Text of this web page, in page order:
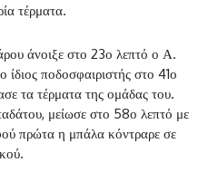
τέρματα.
άνοιξε στο 23ο λεπτό ο Α.
ποδοσφαιριστής στο 41ο
τα τέρματα της ομάδας του.
μείωσε στο 58ο λεπτό με
πρώτα η μπάλα κόντραρε σε